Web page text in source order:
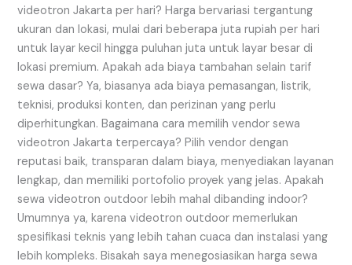
videotron Jakarta per hari? Harga bervariasi tergantung
ukuran dan lokasi, mulai dari beberapa juta rupiah per hari
untuk layar kecil hingga puluhan juta untuk layar besar di
lokasi premium. Apakah ada biaya tambahan selain tarif
sewa dasar? Ya, biasanya ada biaya pemasangan, listrik,
teknisi, produksi konten, dan perizinan yang perlu
diperhitungkan. Bagaimana cara memilih vendor sewa
videotron Jakarta terpercaya? Pilih vendor dengan
reputasi baik, transparan dalam biaya, menyediakan layanan
lengkap, dan memiliki portofolio proyek yang jelas. Apakah
sewa videotron outdoor lebih mahal dibanding indoor?
Umumnya ya, karena videotron outdoor memerlukan
spesifikasi teknis yang lebih tahan cuaca dan instalasi yang
lebih kompleks. Bisakah saya menegosiasikan harga sewa